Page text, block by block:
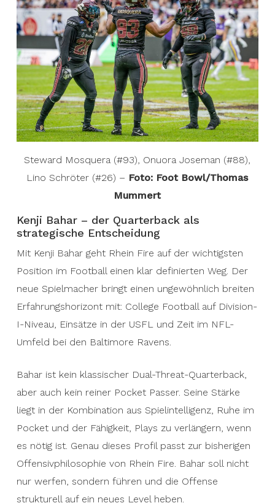
Steward Mosquera (#93), Onuora Joseman (#88),
Lino Schröter (#26) – Foto: Foot Bowl/Thomas
Mummert
Kenji Bahar – der Quarterback als
strategische Entscheidung
Mit Kenji Bahar geht Rhein Fire auf der wichtigsten
Position im Football einen klar definierten Weg. Der
neue Spielmacher bringt einen ungewöhnlich breiten
Erfahrungshorizont mit: College Football auf Division-
I-Niveau, Einsätze in der USFL und Zeit im NFL-
Umfeld bei den Baltimore Ravens.
Bahar ist kein klassischer Dual-Threat-Quarterback,
aber auch kein reiner Pocket Passer. Seine Stärke
liegt in der Kombination aus Spielintelligenz, Ruhe im
Pocket und der Fähigkeit, Plays zu verlängern, wenn
es nötig ist. Genau dieses Profil passt zur bisherigen
Offensivphilosophie von Rhein Fire. Bahar soll nicht
nur werfen, sondern führen und die Offense
strukturell auf ein neues Level heben.